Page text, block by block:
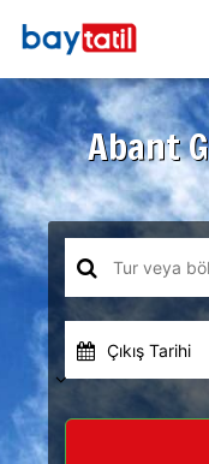
Abant
Çıkış Tarihi